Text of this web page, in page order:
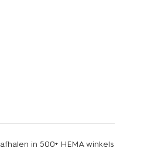
afhalen in 500+ HEMA winkels